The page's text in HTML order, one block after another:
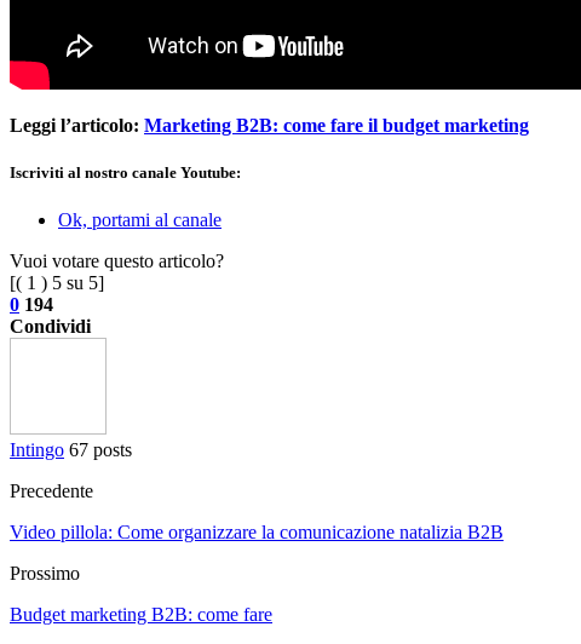
Leggi l’articolo: Marketing B2B: come fare il budget marketing
Iscriviti al nostro canale Youtube:
Ok, portami al canale
Vuoi votare questo articolo?
[( 1 ) 5 su 5]
0 194
Condividi
Intingo 67 posts
Precedente
Video pillola: Come organizzare la comunicazione natalizia B2B
Prossimo
Budget marketing B2B: come fare